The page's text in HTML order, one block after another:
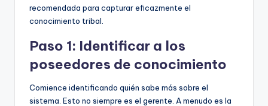
recomendada para capturar eficazmente el
conocimiento tribal.
Paso 1: Identificar a los
poseedores de conocimiento
Comience identificando quién sabe más sobre el
sistema. Esto no siempre es el gerente. A menudo es la